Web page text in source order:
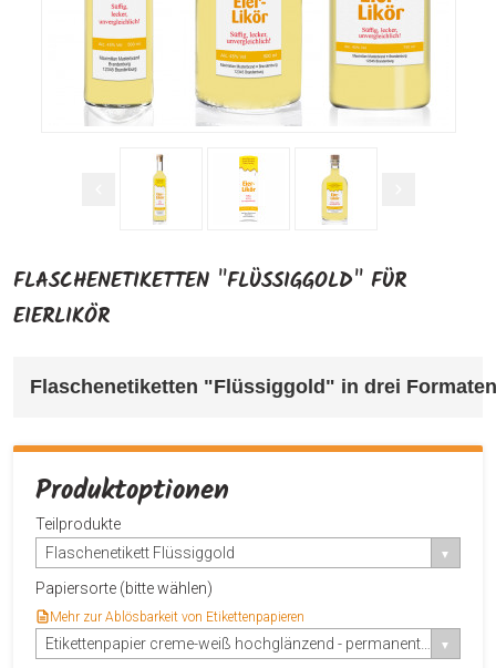
FLASCHENETIKETTEN "FLÜSSIGGOLD" FÜR
EIERLIKÖR
Flaschenetiketten "Flüssiggold" in drei
Produktoptionen
Teilprodukte
Flaschenetikett Flüssiggold
Papiersorte (bitte wählen)
Mehr zur Ablösbarkeit von Etikettenpapieren